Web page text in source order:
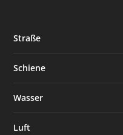
Straße
Schiene
Wasser
Luft